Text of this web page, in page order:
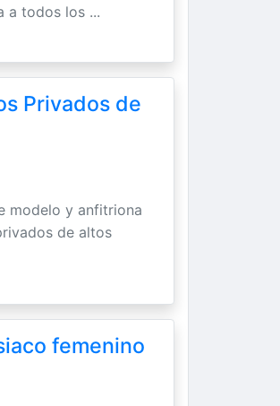
a todos los ...
Privados de
modelo y anfitriona
de altos
femenino